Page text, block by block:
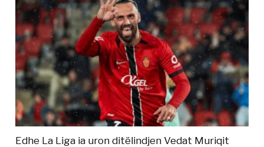
Edhe La Liga ia uron ditëlindjen Vedat Muriqit